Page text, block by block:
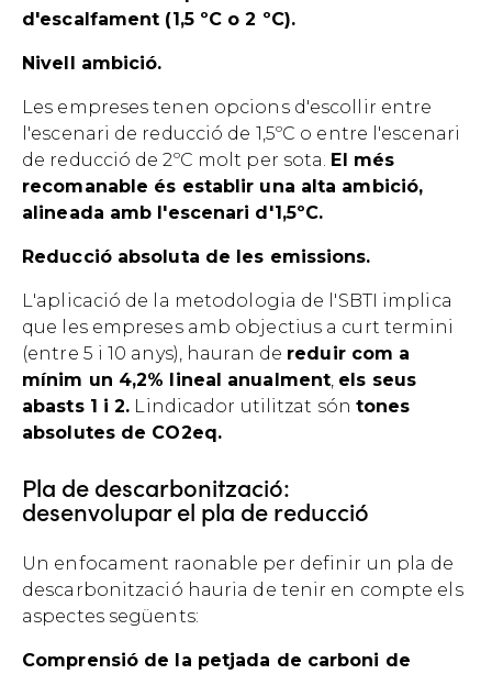
d'escalfament (1,5 ºC o 2 ºC).
Nivell ambició.
Les empreses tenen opcions d'escollir entre
l'escenari de reducció de 1,5ºC o entre l'escenari
de reducció de 2ºC molt per sota. El més
recomanable és establir una alta ambició,
alineada amb l'escenari d'1,5ºC.
Reducció absoluta de les emissions.
L'aplicació de la metodologia de l'SBTI implica
que les empreses amb objectius a curt termini
(entre 5 i 10 anys), hauran de reduir com a
mínim un 4,2% lineal anualment els seus
abasts 1 i 2. Lindicador utilitzat són tones
absolutes de CO2eq.
Pla de descarbonització:
desenvolupar el pla de reducció
Un enfocament raonable per definir un pla de
descarbonització hauria de tenir en compte els
aspectes següents:
Comprensió de la petjada de carboni de